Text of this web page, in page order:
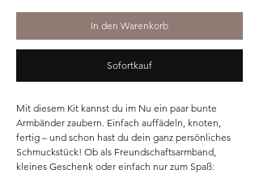
In den Warenkorb
Sofortkauf
Mit diesem Kit kannst du im Nu ein paar bunte
Armbänder zaubern. Einfach auffädeln, knoten,
fertig – und schon hast du dein ganz persönliches
Schmuckstück! Ob als Freundschaftsarmband,
kleines Geschenk oder einfach nur zum Spaß: